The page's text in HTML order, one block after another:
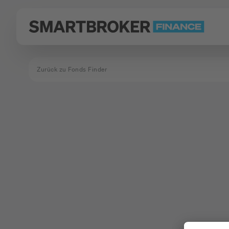
Zurück zu Fonds Finder